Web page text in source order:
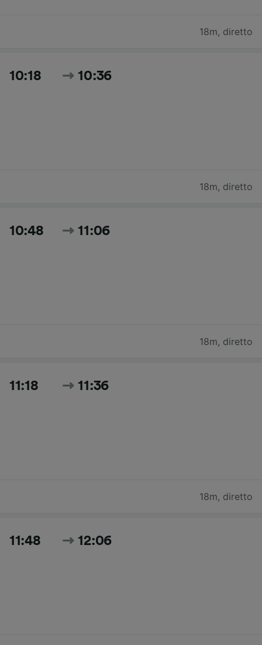
18m, diretto
10:18 10:36
18m, diretto
10:48 11:06
18m, diretto
11:18 11:36
18m, diretto
11:48 12:06